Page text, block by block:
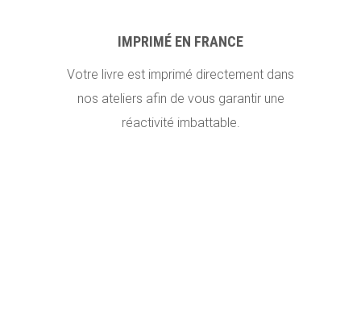
IMPRIMÉ EN FRANCE
Votre livre est imprimé directement dans
nos ateliers afin de vous garantir une
réactivité imbattable.